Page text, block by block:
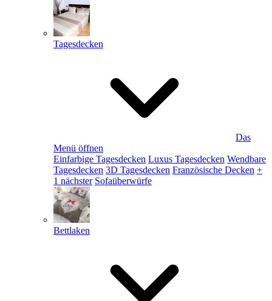
Tagesdecken
Das
Menü öffnen
Einfarbige Tagesdecken Luxus Tagesdecken Wendbare
Tagesdecken 3D Tagesdecken Französische Decken +
1 nächster Sofaüberwürfe
Bettlaken